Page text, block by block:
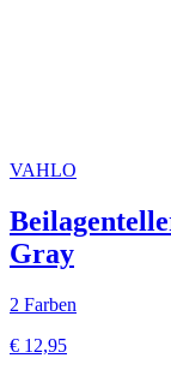
VAHLO
Gray
2 Farben
€ 12,95